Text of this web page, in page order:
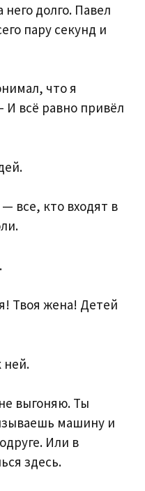
долго. Павел
пару секунд и
что я
И всё равно привёл
все, кто входят в
Твоя жена! Детей
ней.
выгоняю. Ты
машину и
Или в
здесь.